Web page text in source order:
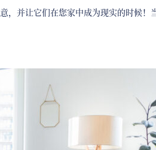
，并让它们在您家中成为现实的时候！